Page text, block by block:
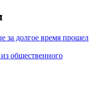
за долгое время прошел
общественного